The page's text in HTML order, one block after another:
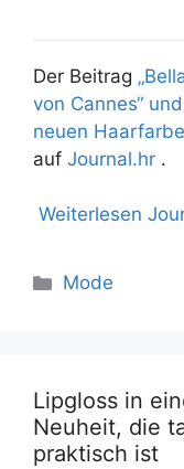
Der Beitrag
von Cannes“
neuen
auf Journal.hr .
Weiterlesen
Mode
Lipgloss in
Neuheit, die
praktisch ist